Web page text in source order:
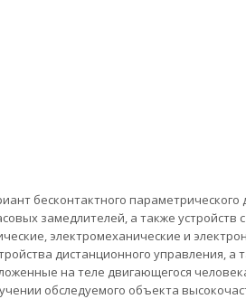
бесконтактного
замедлителей, а также
электромеханические и
дистанционного управления,
на теле двигающегося
обследуемого объекта